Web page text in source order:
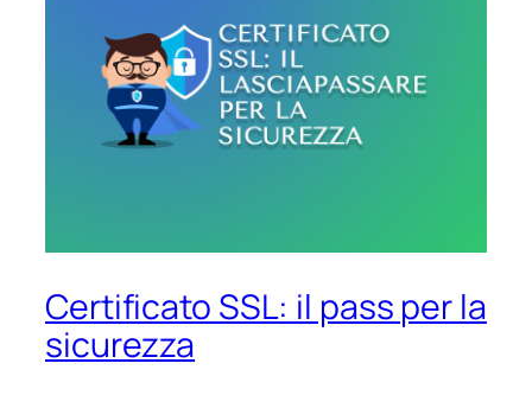
Certificato SSL: il pass per la
sicurezza